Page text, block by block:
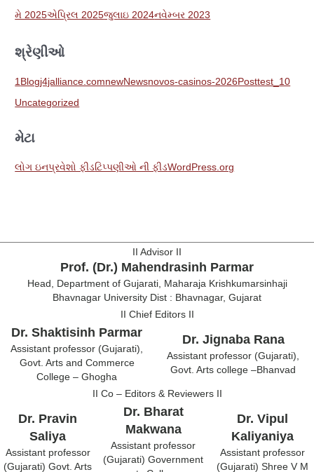
મે 2025એપ્રિલ 2025જુલાઇ 2024નવેમ્બર 2023
શ્રેણીઓ
1 Blogj4jalliance.comnewNewsnovos-casinos-2026Posttest_10
Uncategorized
મેટા
લોગ ઇનપ્રવેશો ફીડ ટિપ્પણીઓ ની ફીડWordPress.org
II Advisor II
Prof. (Dr.) Mahendrasinh Parmar
Head, Department of Gujarati, Maharaja Krishkumarsinhaji
Bhavnagar University Dist : Bhavnagar, Gujarat
II Chief Editors II
Dr. Shaktisinh Parmar
Assistant professor (Gujarati),
Govt. Arts and Commerce
College – Ghogha
Dr. Jignaba Rana
Assistant professor (Gujarati),
Govt. Arts college –Bhanvad
II Co – Editors & Reviewers II
Dr. Pravin
Saliya
Assistant professor
(Gujarati) Govt. Arts
Dr. Bharat
Makwana
Assistant professor
(Gujarati) Government
Dr. Vipul
Kaliyaniya
Assistant professor
(Gujarati) Shree V M